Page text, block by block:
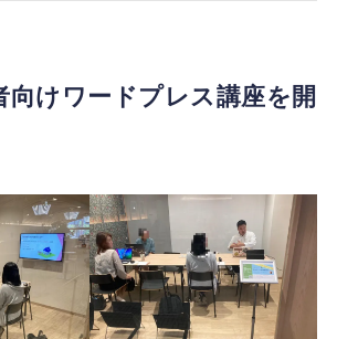
向けワードプレス講座を開